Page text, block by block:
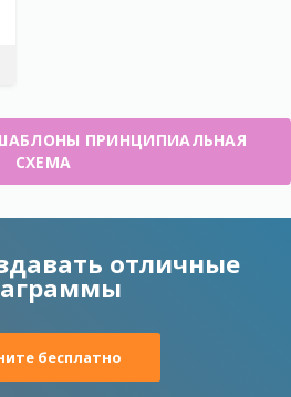
ПРИНЦИПИАЛЬНАЯ
СХЕМА
отличные
бесплатно